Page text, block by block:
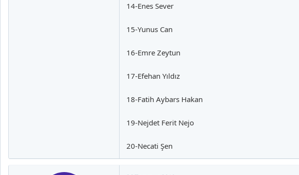
14-Enes Sever
15-Yunus Can
16-Emre Zeytun
17-Efehan Yıldız
18-Fatih Aybars Hakan
19-Nejdet Ferit Nejo
20-Necati Şen